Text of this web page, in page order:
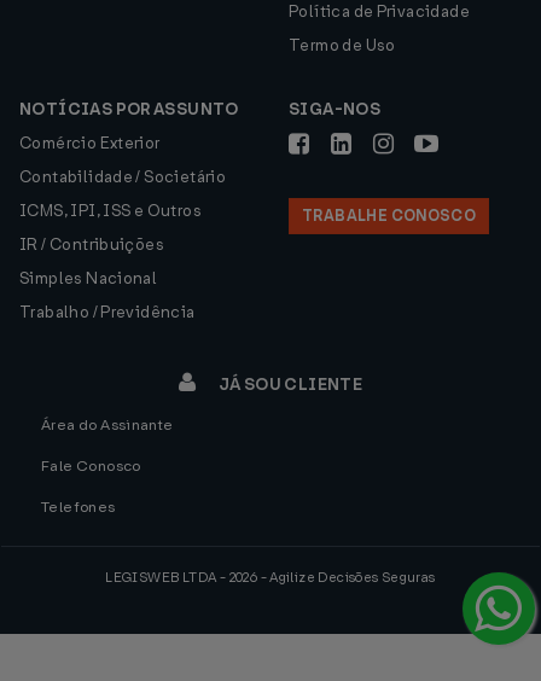
Política de Privacidade
Termo de Uso
NOTÍCIAS POR ASSUNTO
Comércio Exterior
Contabilidade / Societário
ICMS, IPI, ISS e Outros
IR / Contribuições
Simples Nacional
Trabalho / Previdência
SIGA-NOS
TRABALHE CONOSCO
JÁ SOU CLIENTE
Área do Assinante
Fale Conosco
Telefones
LEGISWEB LTDA - 2026 - Agilize Decisões Seguras